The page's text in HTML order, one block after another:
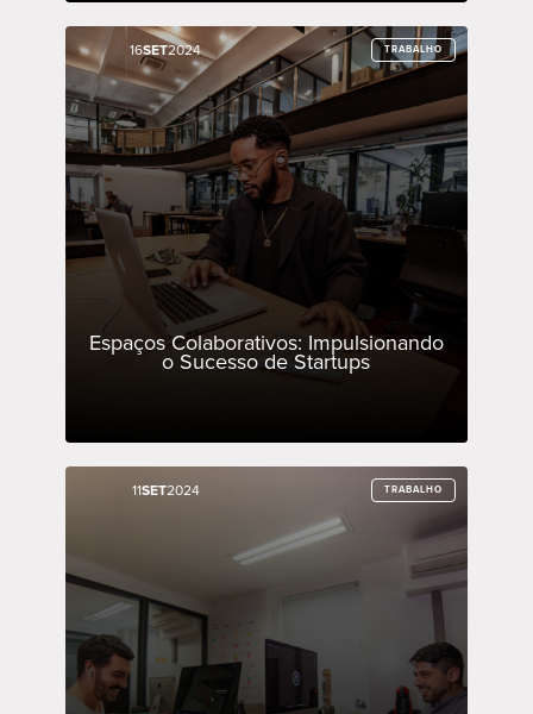
16SET2024 TRABALHO
Espaços Colaborativos: Impulsionando
o Sucesso de Startups
16SET2024 TRABALHO
11SET2024 TRABALHO
11SET2024 TRABALHO